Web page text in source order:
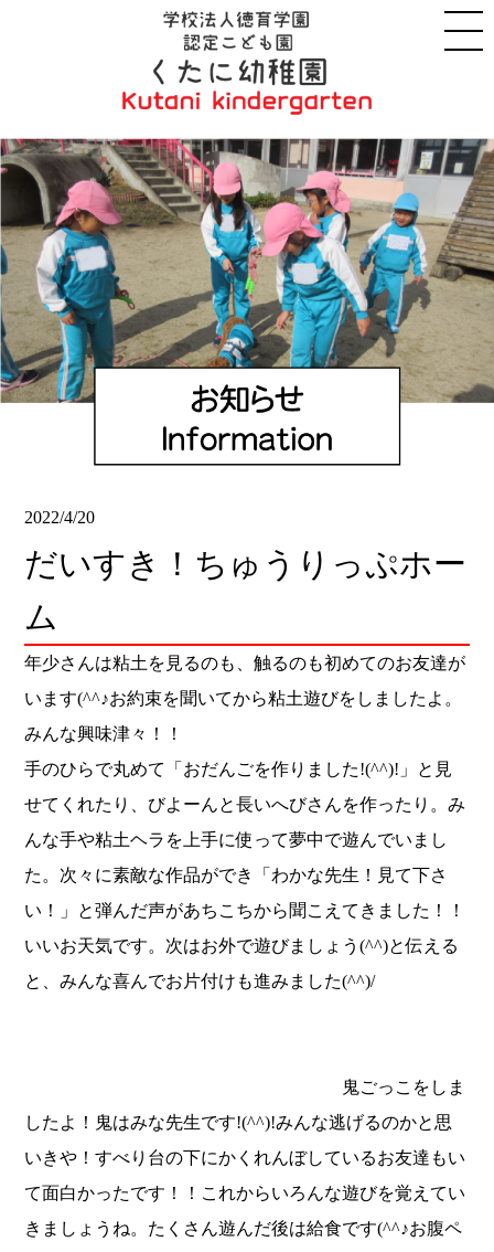
2022/4/20
だいすき！ちゅうりっぷホー
ム
年少さんは粘土を見るのも、触るのも初めてのお友達が
います(^^♪お約束を聞いてから粘土遊びをしましたよ。
みんな興味津々！！
手のひらで丸めて「おだんごを作りました!(^^)!」と見
せてくれたり、びよーんと長いへびさんを作ったり。み
んな手や粘土ヘラを上手に使って夢中で遊んでいまし
た。次々に素敵な作品ができ「わかな先生！見て下さ
い！」と弾んだ声があちこちから聞こえてきました！！
いいお天気です。次はお外で遊びましょう(^^)と伝える
と、みんな喜んでお片付けも進みました(^^)/
鬼ごっこをしま
したよ！鬼はみな先生です!(^^)!みんな逃げるのかと思
いきや！すべり台の下にかくれんぼしているお友達もい
て面白かったです！！これからいろんな遊びを覚えてい
きましょうね。たくさん遊んだ後は給食です(^^♪お腹ペ